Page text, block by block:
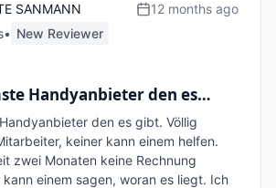
SANMANN
• New Reviewer
12 months ago
Handyanbieter den es…
den es gibt. Völlig
keiner kann einem helfen.
zwei Monaten keine Rechnung
kann einem sagen, woran es liegt. Ich